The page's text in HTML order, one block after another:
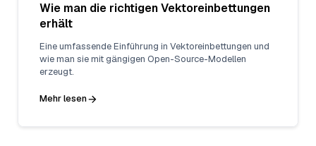
Wie man die richtigen Vektoreinbettungen
erhält
Eine umfassende Einführung in Vektoreinbettungen und
wie man sie mit gängigen Open-Source-Modellen
erzeugt.
Mehr lesen